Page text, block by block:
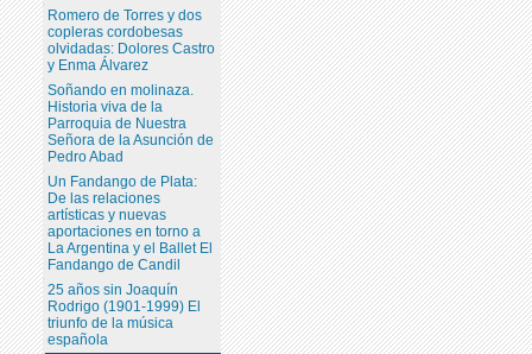
Romero de Torres y dos
copleras cordobesas
olvidadas: Dolores Castro
y Enma Álvarez
Soñando en molinaza.
Historia viva de la
Parroquia de Nuestra
Señora de la Asunción de
Pedro Abad
Un Fandango de Plata:
De las relaciones
artísticas y nuevas
aportaciones en torno a
La Argentina y el Ballet El
Fandango de Candil
25 años sin Joaquín
Rodrigo (1901-1999) El
triunfo de la música
española